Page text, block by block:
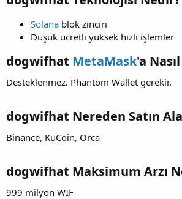
a
i
Solana blok zinciri
Düşük ücretli yüksek hızlı işlemler
dogwifhat MetaMask'a
Desteklenmez. Phantom Wallet gerekir.
dogwifhat Nereden Satın
Binance, KuCoin, Orca
dogwifhat Maksimum Arzı
999 milyon WIF